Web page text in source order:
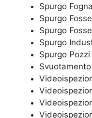
Spurgo
Spurgo
Spurgo
Spurgo
Spurgo Pozzi